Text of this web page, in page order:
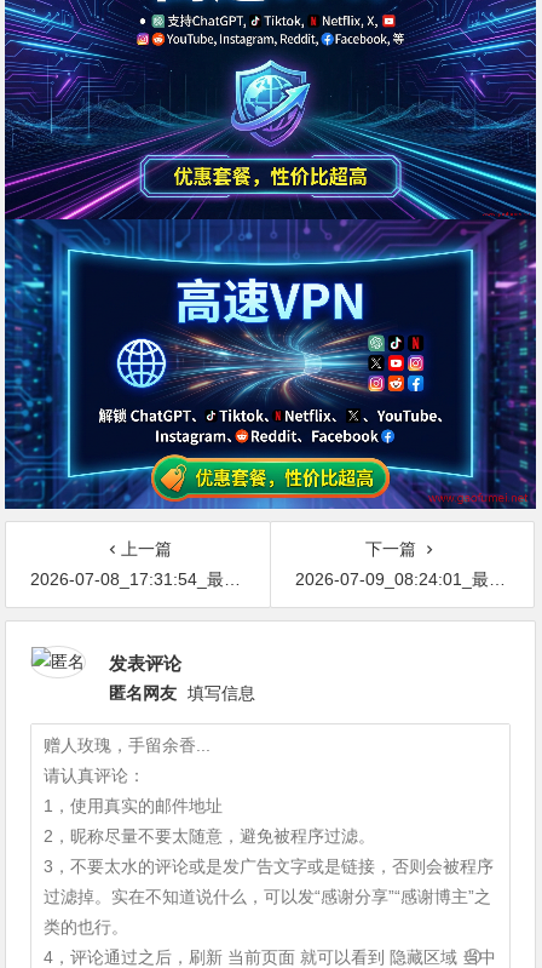
上一篇
2026-07-08_17:31:54_最新网络节点地址免费分享…不定期更新…开放免费分享（网络免费节点香港|日本|韩国|新加坡|台湾|马来西亚|…
下一篇
2026-07-09_08:24:01_最新网络节点地址免费分享…不定期更新…开放免费分享（网络免费节点香港|日本|韩国|新加坡|台湾|马来西亚|…
发表评论
匿名网友 填写信息